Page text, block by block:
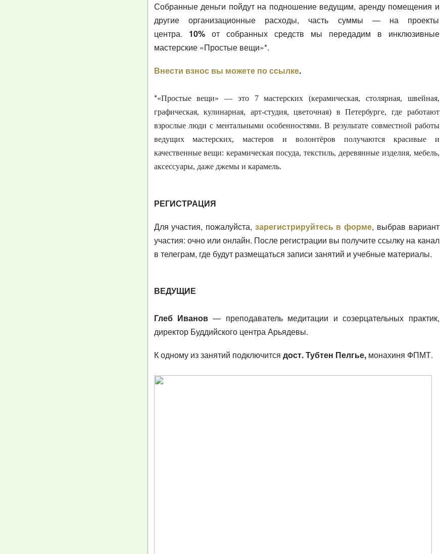
Собранные деньги пойдут на подношение ведущим, аренду помещения и
другие организационные расходы, часть суммы — на проекты
центра. 10%от собранных средств мы передадим в инклюзивные
мастерские «Простые вещи»*.
Внести взнос вы можете по ссылке.
*«Простые вещи» — это 7 мастерских (керамическая, столярная, швейная,
графическая, кулинарная, арт-студия, цветочная) в Петербурге, где работают
взрослые люди с ментальными особенностями. В результате совместной работы
ведущих мастерских, мастеров и волонтёров получаются красивые и
качественные вещи: керамическая посуда, текстиль, деревянные изделия, мебель,
аксессуары, даже джемы и карамель.
РЕГИСТРАЦИЯ
Для участия, пожалуйста, зарегистрируйтесь в форме, выбрав вариант
участия: очно или онлайн. После регистрации вы получите ссылку на канал
в телеграм, где будут размещаться записи занятий и учебные материалы.
ВЕДУЩИЕ
Глеб Иванов— преподаватель медитации и созерцательных практик,
директор Буддийского центра Арьядевы.
К одному из занятий подключится дост. Тубтен Пелгье, монахиня ФПМТ.